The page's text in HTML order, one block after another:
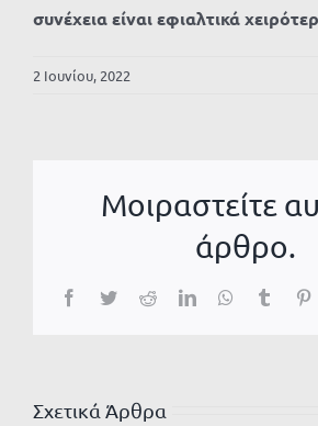
συνέχεια είναι εφιαλτικά
2 Ιουνίου, 2022
Μοιραστείτε
άρθρο.
Facebook
TwitterRedditLinkedInWhatsApp
Tumblr
Σχετικά Άρθρα